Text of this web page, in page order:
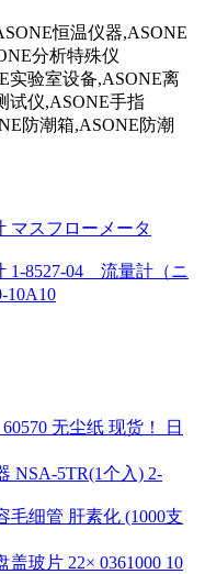
恒温仪器,ASONE
分析特殊仪
实验室设备,ASONE离
试仪,ASONE手指
防潮箱,ASONE防潮
マスフローメータ
1-8527-04 流量計（ニ
10A10
无尘纸 现货！ 日
NSA-5TR(1个入) 2-
毛细管 肝素化 (1000支
玻片 22× 0361000 10